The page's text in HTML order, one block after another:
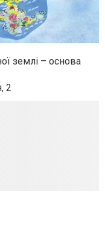
землі – основа
2